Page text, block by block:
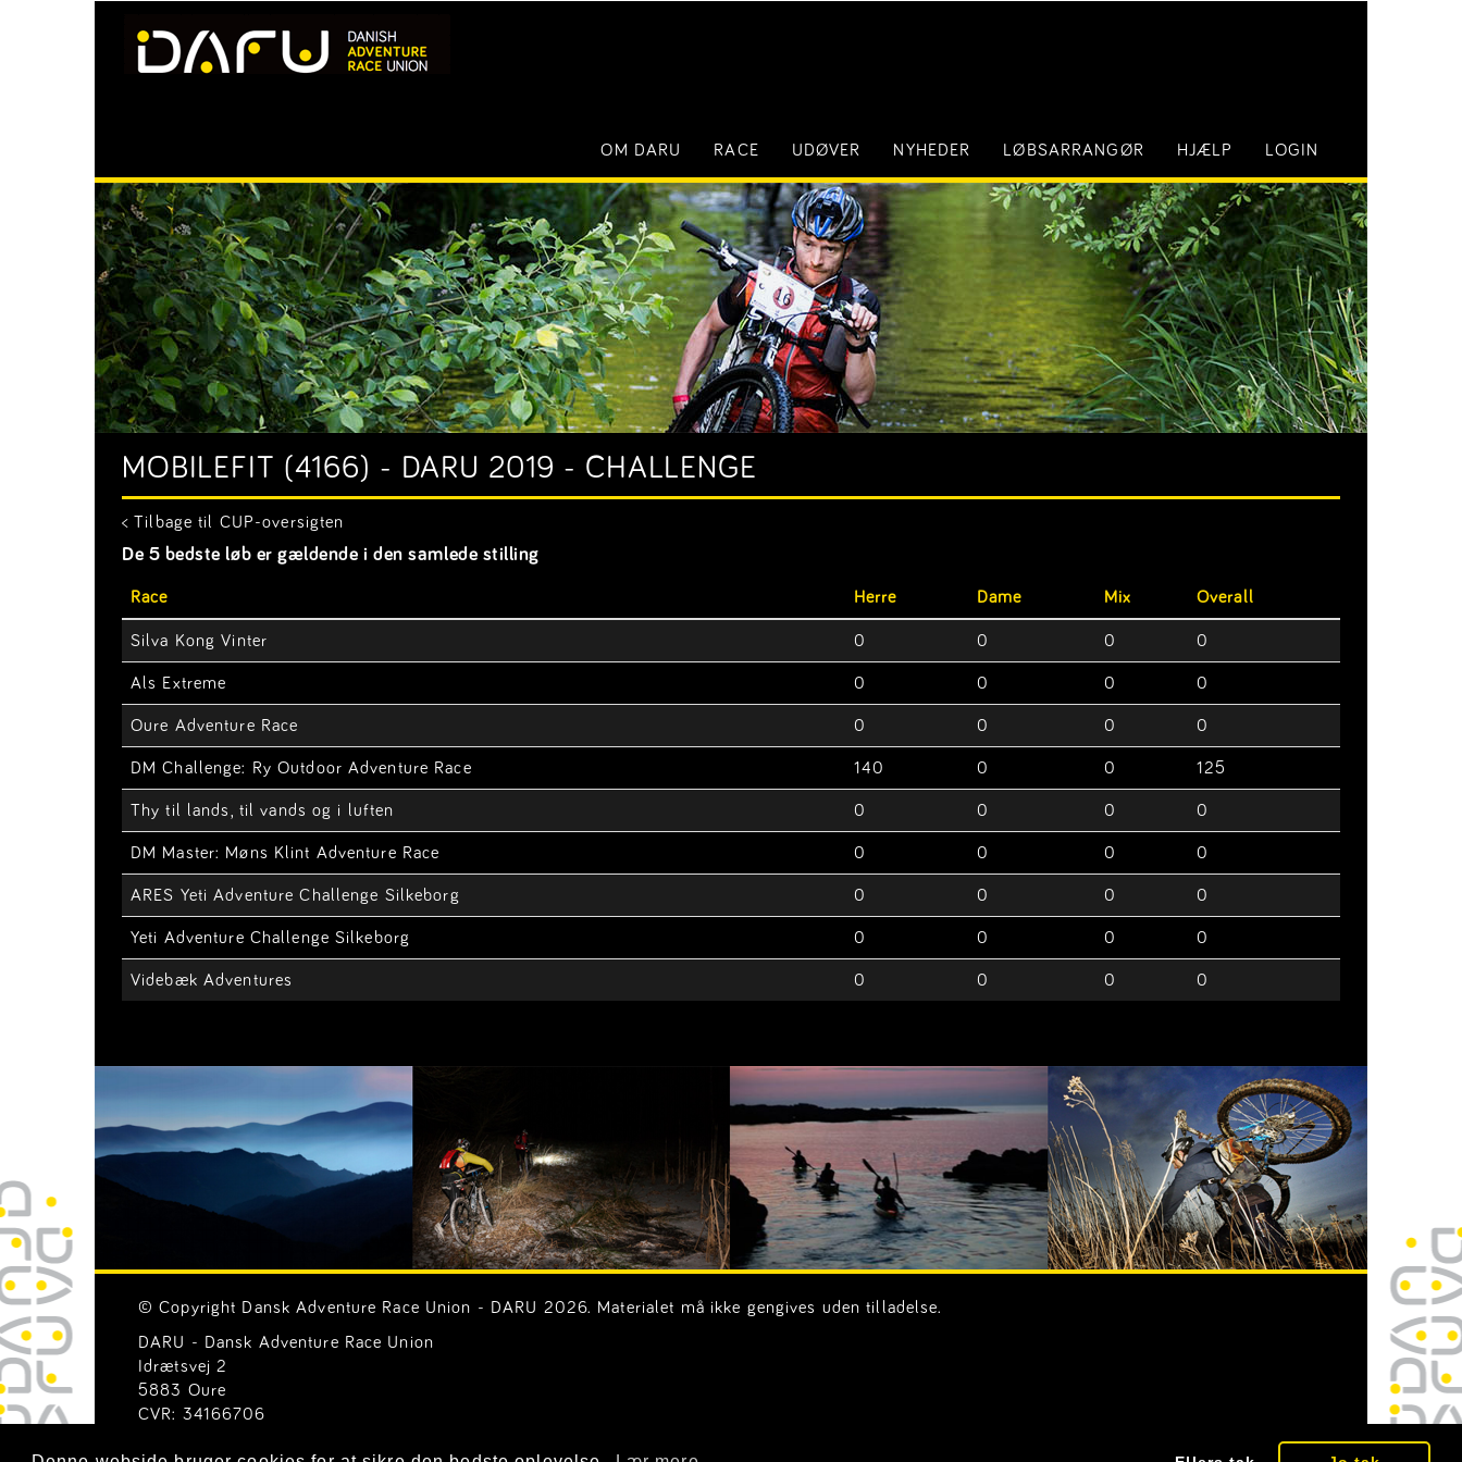
OM DARU RACE UDØVER NYHEDER LØBSARRANGØR HJÆLP LOGIN
MOBILEFIT (4166) - DARU 2019 - CHALLENGE
< Tilbage til CUP-oversigten
De 5 bedste løb er gældende i den samlede stilling
Race Herre Dame Mix Overall
Silva Kong Vinter 0 0 0 0
Als Extreme 0 0 0 0
Oure Adventure Race 0 0 0 0
DM Challenge: Ry Outdoor Adventure Race 140 0 0 125
Thy til lands, til vands og i luften 0 0 0 0
DM Master: Møns Klint Adventure Race 0 0 0 0
ARES Yeti Adventure Challenge Silkeborg 0 0 0 0
Yeti Adventure Challenge Silkeborg 0 0 0 0
Videbæk Adventures 0 0 0 0
© Copyright Dansk Adventure Race Union - DARU 2026. Materialet må ikke gengives uden tilladelse.
DARU - Dansk Adventure Race Union
Idrætsvej 2
5883 Oure
CVR: 34166706